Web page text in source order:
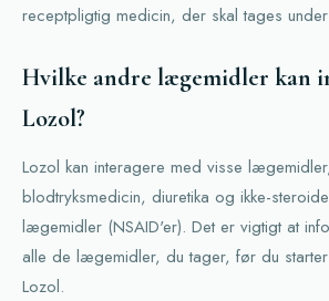
receptpligtig medicin, der skal tages
Hvilke andre lægemidler kan
Lozol?
Lozol kan interagere med visse
blodtryksmedicin, diuretika og ikke-
lægemidler (NSAID'er). Det er vigtigt at
alle de lægemidler, du tager, før du
Lozol.